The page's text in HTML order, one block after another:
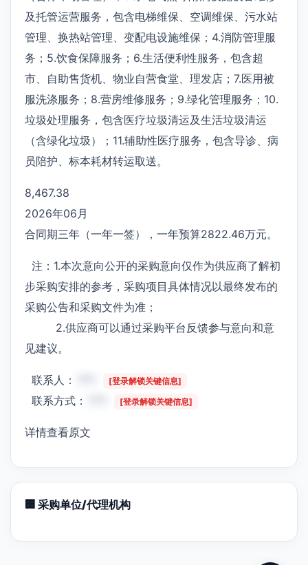
及托管运营服务，包含电梯维保、空调维保、污水站
管理、换热站管理、变配电设施维保；4.消防管理服
务；5.饮食保障服务；6.生活便利性服务，包含超
市、自助售货机、物业自营食堂、理发店；7.医用被
服洗涤服务；8.营房维修服务；9.绿化管理服务；10.
垃圾处理服务，包含医疗垃圾清运及生活垃圾清运
（含绿化垃圾）；11.辅助性医疗服务，包含导诊、病
员陪护、标本耗材转运取送。
8,467.38
2026年06月
合同期三年（一年一签），一年预算2822.46万元。
注：1.本次意向公开的采购意向仅作为供应商了解初
步采购安排的参考，采购项目具体情况以最终发布的
采购公告和采购文件为准；
2.供应商可以通过采购平台反馈参与意向和意
见建议。
联系人： [登录解锁关键信息]
联系方式： [登录解锁关键信息]
详情查看原文
🏢 采购单位/代理机构